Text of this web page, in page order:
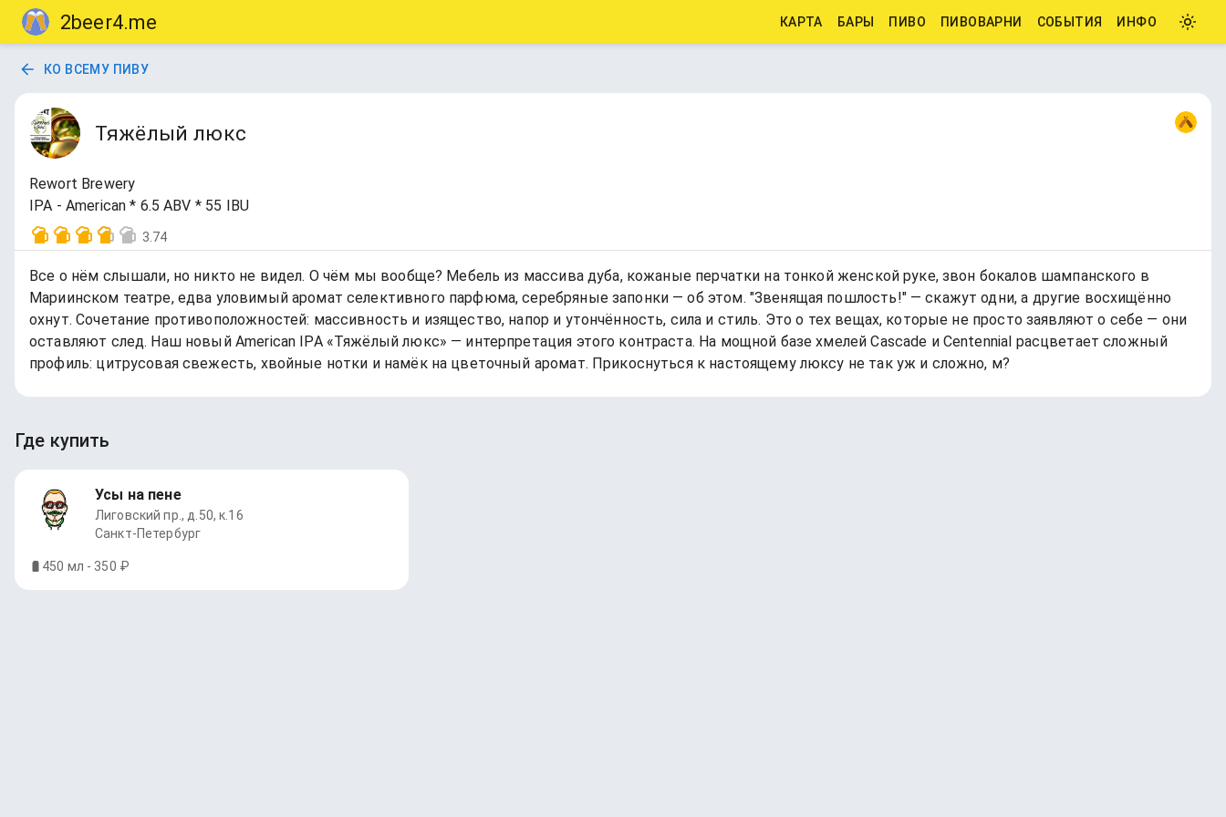
2beer4.me КАРТА БАРЫ ПИВО ПИВОВАРНИ СОБЫТИЯ ИНФО
КО ВСЕМУ ПИВУ
Тяжёлый люкс
Rewort Brewery
IPA - American * 6.5 ABV * 55 IBU
3.74
Все о нём слышали, но никто не видел. О чём мы вообще? Мебель из массива дуба, кожаные перчатки на тонкой женской руке, звон бокалов шампанского в
Мариинском театре, едва уловимый аромат селективного парфюма, серебряные запонки — об этом. "Звенящая пошлость!" — скажут одни, а другие восхищённо
охнут. Сочетание противоположностей: массивность и изящество, напор и утончённость, сила и стиль. Это о тех вещах, которые не просто заявляют о себе — они
оставляют след. Наш новый American IPA «Тяжёлый люкс» — интерпретация этого контраста. На мощной базе хмелей Cascade и Centennial расцветает сложный
профиль: цитрусовая свежесть, хвойные нотки и намёк на цветочный аромат. Прикоснуться к настоящему люксу не так уж и сложно, м?
Где купить
Усы на пене
Лиговский пр., д.50, к.16
Санкт-Петербург
450 мл - 350 ₽